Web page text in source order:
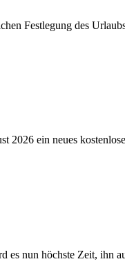
Festlegung des
ein neues
es nun höchste Zeit,